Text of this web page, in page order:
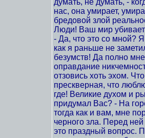
нас, она умирает,
бредовой злой
Люди! Ваш мир
- Да, что это со мной?
как я раньше не
безумств! Да полно
оправдание
отзовись хоть эхом.
прескверная, что
где! Великие духом и
придумал Вас? - На
тогда как и вам, мне
черного зла. Перед ней
это праздный вопрос.